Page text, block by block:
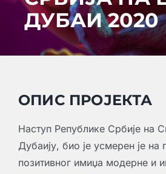
ДУБАИ 2020
ОПИС ПРОЈЕКТА
Наступ Републике Србије на
Дубаију, био је усмерен је
позитивног имиџа модерне и